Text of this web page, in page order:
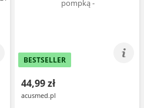
BESTSELLER
44,99 zł
acusmed.pl